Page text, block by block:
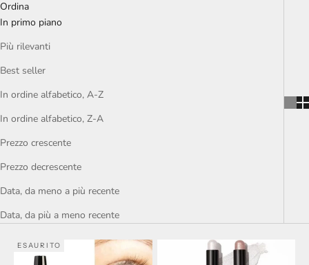
Ordina
In primo piano
Più rilevanti
Best seller
In ordine alfabetico, A-Z
In ordine alfabetico, Z-A
Prezzo crescente
Prezzo decrescente
Data, da meno a più recente
Data, da più a meno recente
ESAURITO